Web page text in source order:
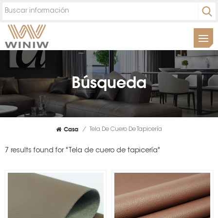
Búsqueda
Casa / Tela De Cuero De Tapicería
7 results found for "Tela de cuero de tapicería"